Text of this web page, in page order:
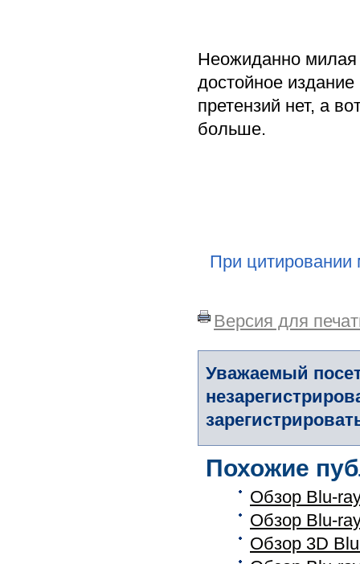
Неожиданно милая
достойное издание
претензий нет, а
больше.
При цитировании
Версия для
Уважаемый
Похожие
Обзор Blu-
Обзор Blu-
Обзор 3D